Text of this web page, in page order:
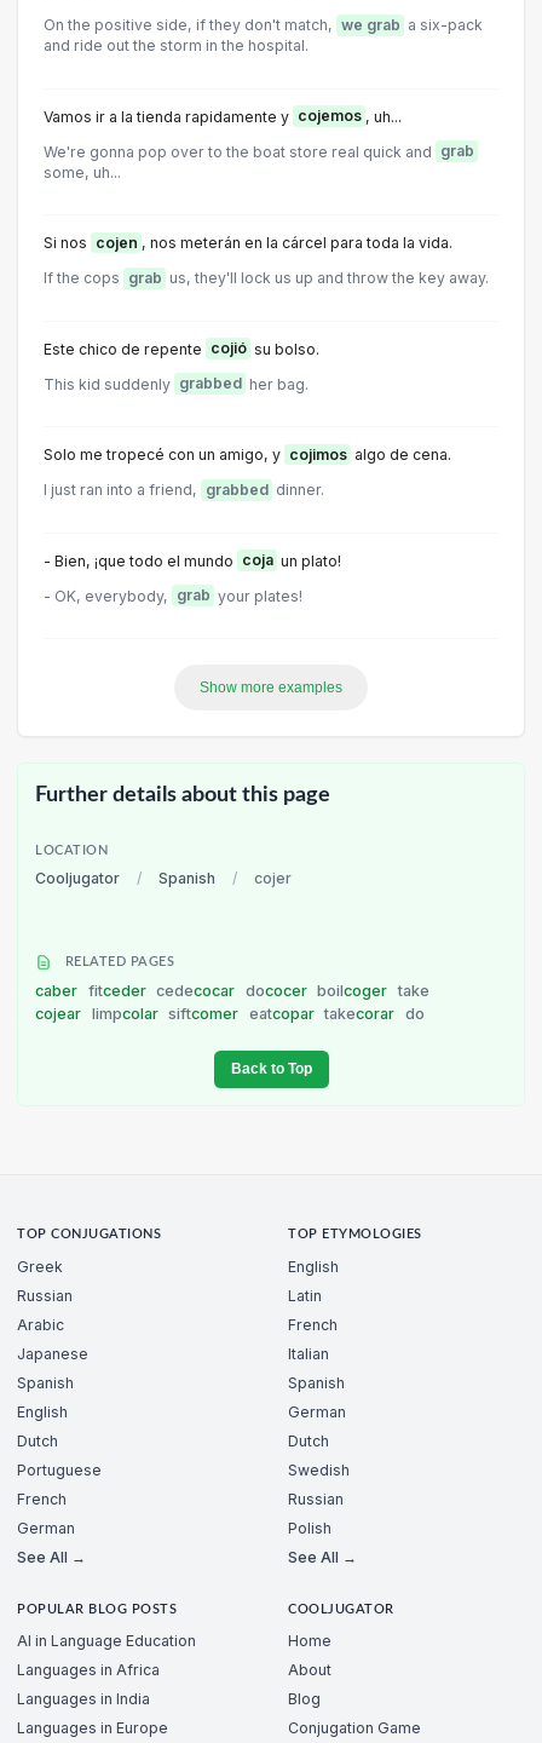
On the positive side, if they don't match, we grab a six-pack
and ride out the storm in the hospital.
Vamos ir a la tienda rapidamente y cojemos , uh...
We're gonna pop over to the boat store real quick and grab
some, uh...
Si nos cojen , nos meterán en la cárcel para toda la vida.
If the cops grab us, they'll lock us up and throw the key away.
Este chico de repente cojió su bolso.
This kid suddenly grabbed her bag.
Solo me tropecé con un amigo, y cojimos algo de cena.
I just ran into a friend, grabbed dinner.
- Bien, ¡que todo el mundo coja un plato!
- OK, everybody, grab your plates!
Show more examples
Further details about this page
LOCATION
Cooljugator / Spanish / cojer
RELATED PAGES
caber fitceder cedecocar dococer boilcoger take
cojear limpcolar siftcomer eatcopar takecorar do
Back to Top
TOP CONJUGATIONS
Greek
Russian
Arabic
Japanese
Spanish
English
Dutch
Portuguese
French
German
See All →
TOP ETYMOLOGIES
English
Latin
French
Italian
Spanish
German
Dutch
Swedish
Russian
Polish
See All →
POPULAR BLOG POSTS
AI in Language Education
Languages in Africa
Languages in India
Languages in Europe
COOLJUGATOR
Home
About
Blog
Conjugation Game